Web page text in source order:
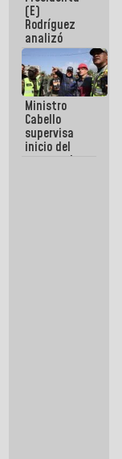
férrea
(E)
Rodríguez
analizó
junto a
gobernadores
planes de
recuperación
del Sistema
Eléctrico
Nacional
Ministro
Cabello
supervisa
inicio del
proceso de